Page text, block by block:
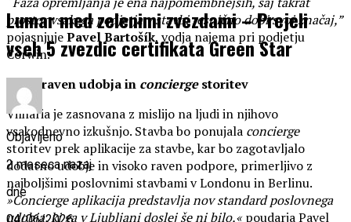
prostor vsakega podjetja v stavbi resnično dobi svoj značaj,”
pojasnjujePavel Bartošík, vodja najema pri podjetju
Corwin.
Nova raven udobja in conciergestoritev
Vilharia je zasnovana z mislijo na ljudi in njihovo
vsakodnevno izkušnjo. Stavba bo ponujala concierge
storitev prek aplikacije za stavbe, kar bo zagotavljalo
dodatno udobje in visoko raven podpore, primerljivo z
najboljšimi poslovnimi stavbami v Londonu in Berlinu.
»Concierge aplikacija predstavlja nov standard poslovnega
udobja, ki ga v Ljubljani doslej še ni bilo,«poudarja Pavel
Lumar med zelenimi zvezdami – Prejeli
vseh 5 zvezdic certifikata Green Star
Objavljeno
2 meseca nazaj
dne